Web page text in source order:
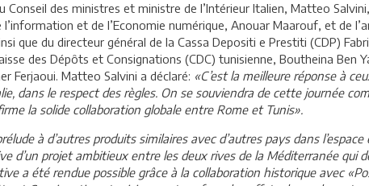
Conseil des ministres et ministre de l’Intérieur Italien, Matteo
l’information et de l’Economie numérique, Anouar Maarouf, et de
que du directeur général de la Cassa Depositi e Prestiti (CDP)
des Dépôts et Consignations (CDC) tunisienne, Boutheina Ben
Ferjaoui. Matteo Salvini a déclaré: «C’est la meilleure réponse à
dans le respect des règles. On se souviendra de cette journée
la solide collaboration globale entre Rome et Tunis».
à d’autres produits similaires avec d’autres pays dans
d’un projet ambitieux entre les deux rives de la Méditerranée qui
a été rendue possible grâce à la collaboration historique avec